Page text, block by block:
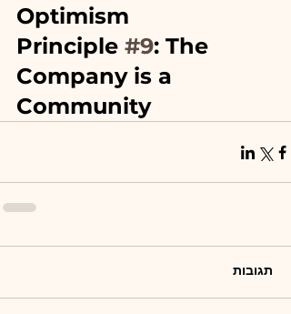
Optimism
Principle #9: The
Company is a
Community
תגובות